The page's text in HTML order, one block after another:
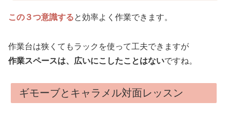
この３つ意識すると効率よく作業できます。
作業台は狭くてもラックを使って工夫できますが
作業スペースは、広いにこしたことはないですね。
ギモーブとキャラメル対面レッスン